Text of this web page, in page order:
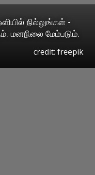
நில்லுங்கள் -
மனநிலை மேம்படும்.
credit: freepik